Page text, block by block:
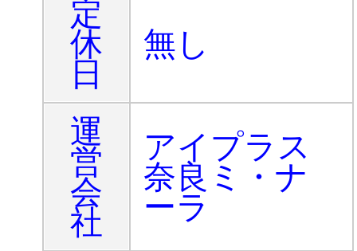
定
休
日
無し
運
営
会
社
アイプラス
奈良ミ・ナ
ーラ